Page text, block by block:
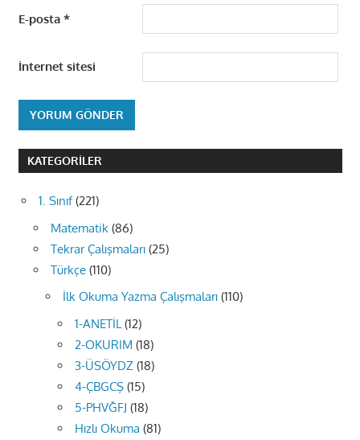
E-posta *
İnternet sitesi
KATEGORILER
1. Sınıf(221)
Matematik (86)
Tekrar Çalışmaları (25)
Türkçe (110)
İlk Okuma Yazma Çalışmaları (110)
1-ANETİL(12)
2-OKURIM (18)
3-ÜSÖYDZ (18)
4-ÇBGCŞ (15)
5-PHVĞFJ (18)
Hızlı Okuma (81)